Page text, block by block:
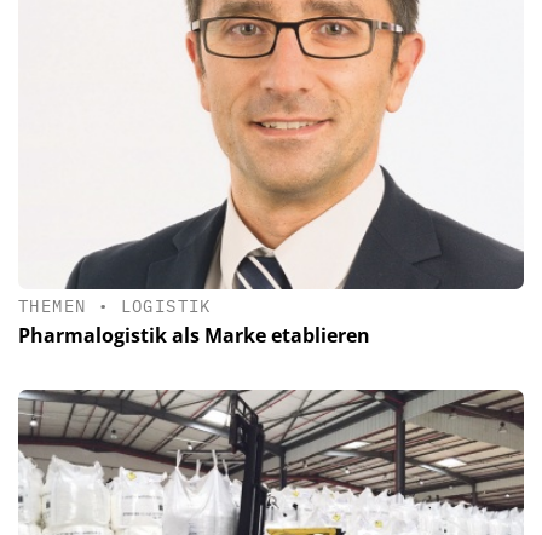
THEMEN • LOGISTIK
Pharmalogistik als Marke etablieren